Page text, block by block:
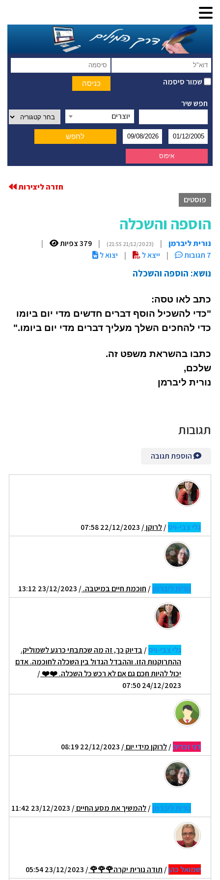
שמור סיסמה
חפש שיר
יוצרים
חזרה ליצירות
פוסטים
הוספה והשכלה
נורית ליברמן |
(21/12/2023 21:55)
| 379 צפיות
|
7 תגובות
| ייצא ל | יצוא ל
נושא: הוספה והשכלה
כתב לאו טסה:
"כדי להשכיל הוסף דברים חדשים מדי יום ביומו
כדי להחכים השלך מעליך דברים מדי יום ביומו."
כתבו בהשראת משפט זה.
שלכם,
נורית ליברמן
תגובות
הוספת תגובה
גלי צבי-ויס/לרוקן/ 22/12/2023 07:58
נורית ליברמן/ חוכמת חיים במיטבה./ 23/12/2023 13:12
גלי צבי-ויס/ בדיוק כך, זה מה שכתבתי כרגע לשמוליק.
ההתרוקנות הזו. וההבדל הגדול בין השכלה לחוכמה. אדם
יכול להיות חכם גם אם לא רכש כל השכלה. ❤️❤️/
24/12/2023 07:50
דני זכריה/לרוקן מידי יום/ 22/12/2023 08:19
נורית ליברמן/להמשיך את מסע החיים/ 23/12/2023 11:42
שמואל כהן/ תודה נורית יקרה🌹🌹🌹/ 23/12/2023 05:54